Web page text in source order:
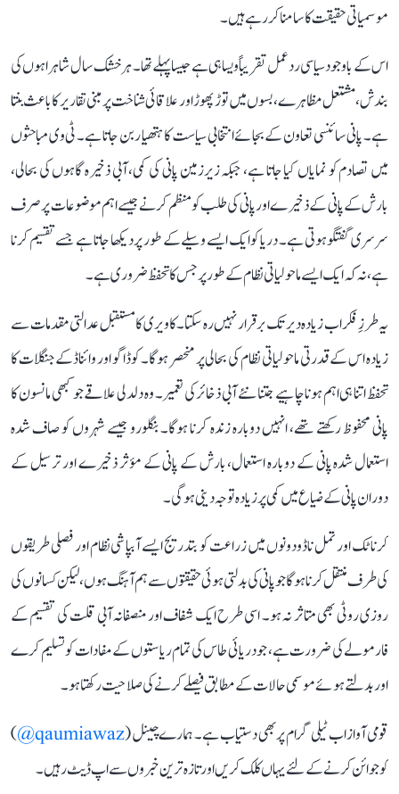
موسمیاتی حقیقت کا سامنا کر رہے ہیں۔
اس کے باوجود سیاسی ردعمل تقریباً ویسا ہی ہے جیسا پہلے تھا۔ ہر خشک سال شاہراہوں کی
بندش، مشتعل مظاہرے، بسوں میں توڑ پھوڑ اور علاقائی شناخت پر مبنی تقاریر کا باعث بنتا
ہے۔ پانی سائنسی تعاون کے بجائے انتخابی سیاست کا ہتھیار بن جاتا ہے۔ ٹی وی مباحثوں
میں تصادم کو نمایاں کیا جاتا ہے، جبکہ زیرزمین پانی کی کمی، آبی ذخیرہ گاہوں کی بحالی،
بارش کے پانی کے ذخیرے اور پانی کی طلب کو منظم کرنے جیسے اہم موضوعات پر صرف
سرسری گفتگو ہوتی ہے۔ دریا کو ایک ایسے وسیلے کے طور پر دیکھا جاتا ہے جسے تقسیم کرنا
ہے، نہ کہ ایک ایسے ماحولیاتی نظام کے طور پر جس کا تحفظ ضروری ہے۔
یہ طرزِ فکر اب زیادہ دیر تک برقرار نہیں رہ سکتا۔ کاویری کا مستقبل عدالتی مقدمات سے
زیادہ اس کے قدرتی ماحولیاتی نظام کی بحالی پر منحصر ہوگا۔ کوڈاگو اور وائناڈ کے جنگلات کا
تحفظ اتنا ہی اہم ہونا چاہیے جتنا نئے آبی ذخائر کی تعمیر۔ وہ دلدلی علاقے جو کبھی مانسون کا
پانی محفوظ رکھتے تھے، انہیں دوبارہ زندہ کرنا ہوگا۔ بنگلورو جیسے شہروں کو صاف شدہ
استعمال شدہ پانی کے دوبارہ استعمال، بارش کے پانی کے مؤثر ذخیرے اور ترسیل کے
دوران پانی کے ضیاع میں کمی پر زیادہ توجہ دینی ہوگی۔
کرناٹک اور تمل ناڈو دونوں میں زراعت کو بتدریج ایسے آبپاشی نظام اور فصلی طریقوں
کی طرف منتقل کرنا ہوگا جو پانی کی بدلتی ہوئی حقیقتوں سے ہم آہنگ ہوں، لیکن کسانوں کی
روزی روٹی بھی متاثر نہ ہو۔ اسی طرح ایک شفاف اور منصفانہ آبی قلت کی تقسیم کے
فارمولے کی ضرورت ہے، جو دریائی طاس کی تمام ریاستوں کے مفادات کو تسلیم کرے
اور بدلتے ہوئے موسمی حالات کے مطابق فیصلے کرنے کی صلاحیت رکھتا ہو۔
قومی آواز اب ٹیلی گرام پر بھی دستیاب ہے۔ ہمارے چینل (qaumiawaz@
)
کو جوائن کرنے کے لئے یہاں کلک کریں اور تازہ ترین خبروں سے اپ ڈیٹ رہیں۔